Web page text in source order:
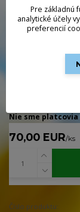
Jeden z
Vypreparovaný s
obrovské "rohy" na
dodávame v
produkcie v
Nie sme platcovia
70,00 EUR/ks
Číslo produktu:
Pre základnú
analytické účely
preferencií